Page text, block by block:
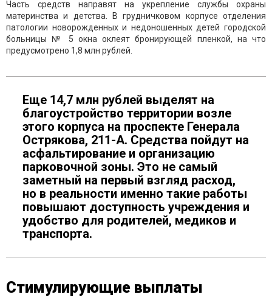
Часть средств направят на укрепление службы охраны
материнства и детства. В грудничковом корпусе отделения
патологии новорожденных и недоношенных детей городской
больницы № 5 окна оклеят бронирующей пленкой, на что
предусмотрено 1,8 млн рублей.
Еще 14,7 млн рублей выделят на
благоустройство территории возле
этого корпуса на проспекте Генерала
Острякова, 211-А. Средства пойдут на
асфальтирование и организацию
парковочной зоны. Это не самый
заметный на первый взгляд расход,
но в реальности именно такие работы
повышают доступность учреждения и
удобство для родителей, медиков и
транспорта.
Стимулирующие выплаты